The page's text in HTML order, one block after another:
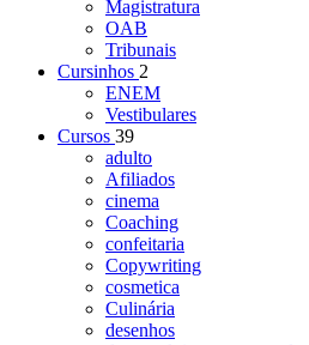
Magistratura
OAB
Tribunais
Cursinhos 2
ENEM
Vestibulares
Cursos 39
adulto
Afiliados
cinema
Coaching
confeitaria
Copywriting
cosmetica
Culinária
desenhos